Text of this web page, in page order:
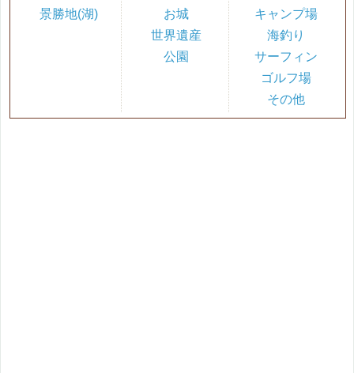
景勝地(湖)
お城
世界遺産
公園
キャンプ場
海釣り
サーフィン
ゴルフ場
その他